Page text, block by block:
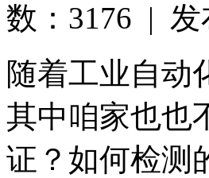
数：3176 | 发
随着工业自动
其中咱家也也
证？如何检测